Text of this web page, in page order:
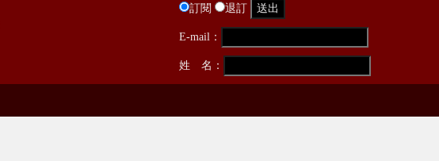
訂閱 退訂
E-mail：
姓 名：